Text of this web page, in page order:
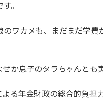
。
ワカメも、まだまだ学
か息子のタラちゃんとも
る年金財政の総合的負